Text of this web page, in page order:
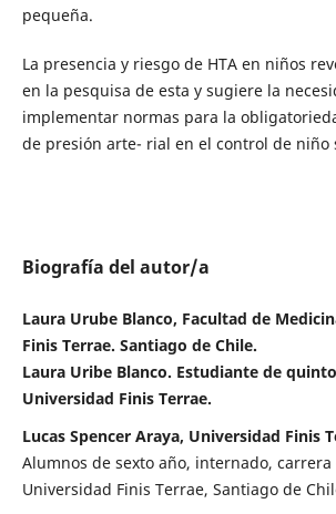
pequeña.
La presencia y riesgo de HTA en niños
en la pesquisa de esta y sugiere la
implementar normas para la
de presión arte- rial en el control de niño
Biografía del autor/a
Laura Urube Blanco, Facultad de
Finis Terrae. Santiago de Chile.
Laura Uribe Blanco. Estudiante de
Universidad Finis Terrae.
Lucas Spencer Araya, Universidad Finis
Alumnos de sexto año, internado,
Universidad Finis Terrae, Santiago de